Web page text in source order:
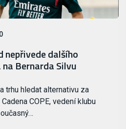
nepřivede dalšího
Bernarda Silvu
trhu hledat alternativu za
COPE, vedení klubu